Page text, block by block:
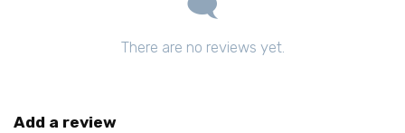
There are no reviews yet.
Add a review